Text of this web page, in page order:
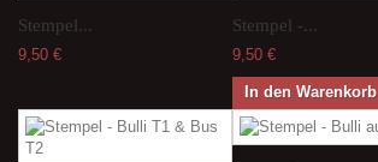
Stempel...
9,50 €
Stempel -...
9,50 €
In den Warenkorb